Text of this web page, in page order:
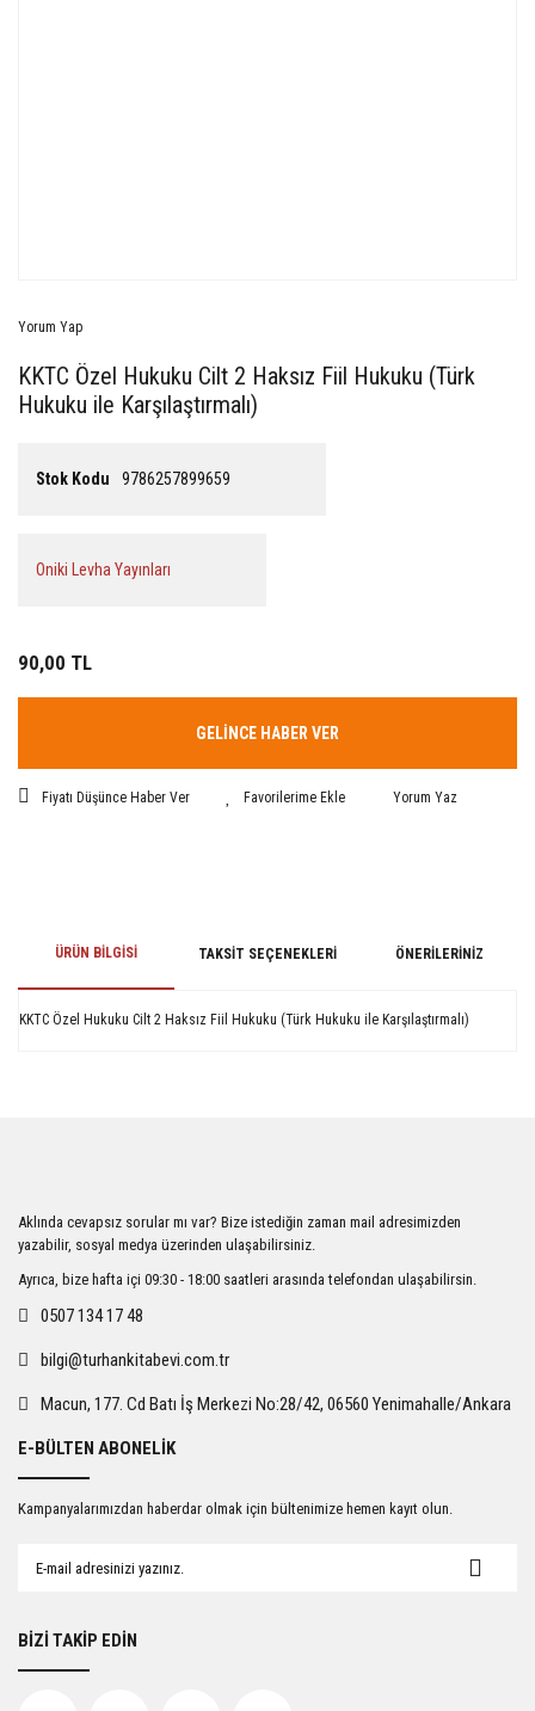
Yorum Yap
KKTC Özel Hukuku Cilt 2 Haksız Fiil Hukuku (Türk
Hukuku ile Karşılaştırmalı)
Stok Kodu 9786257899659
Oniki Levha Yayınları
90,00 TL
GELİNCE HABER VER
Fiyatı Düşünce Haber Ver Yorum Yaz
ÜRÜN BILGISI TAKSIT SEÇENEKLERI ÖNERILERINIZ
KKTC Özel Hukuku Cilt 2 Haksız Fiil Hukuku (Türk Hukuku ile Karşılaştırmalı)
Ürün açıklamasında eksik bilgiler bulunuyor.
Ürün bilgilerinde hatalar bulunuyor.
Ürün fiyatı diğer sitelerden daha pahalı.
Gönder
Aklında cevapsız sorular mı var? Bize istediğin zaman mail adresimizden
yazabilir, sosyal medya üzerinden ulaşabilirsiniz.
Ayrıca, bize hafta içi 09:30 - 18:00 saatleri arasında telefondan ulaşabilirsin.
0507 134 17 48
bilgi@turhankitabevi.com.tr
Macun, 177. Cd Batı İş Merkezi No:28/42, 06560 Yenimahalle/Ankara
E-BÜLTEN ABONELİK
Kampanyalarımızdan haberdar olmak için bültenimize hemen kayıt olun.
BİZİ TAKİP EDİN